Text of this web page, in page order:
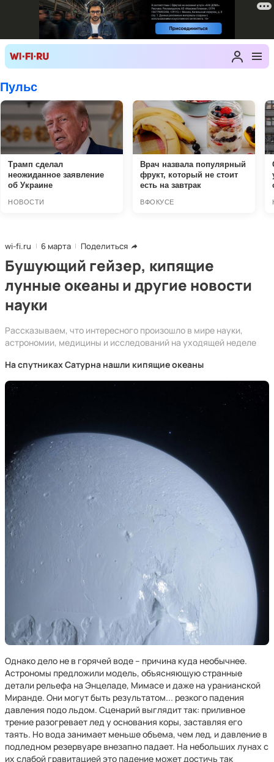
wi-fi.ru 6 марта Поделиться
Бушующий гейзер, кипящие
лунные океаны и другие новости
науки
Рассказываем, что интересного произошло в мире науки,
астрономии, медицины и исследований на уходящей неделе
На спутниках Сатурна нашли кипящие океаны
Однако дело не в горячей воде – причина куда необычнее.
Астрономы предложили модель, объясняющую странные
детали рельефа на Энцеладе, Мимасе и даже на уранианской
Миранде. Они могут быть результатом... резкого падения
давления подо льдом. Сценарий выглядит так: приливное
трение разогревает лед у основания коры, заставляя его
таять. Но вода занимает меньше объема, чем лед, и давление в
подледном резервуаре внезапно падает. На небольших лунах с
их слабой гравитацией это падение может достичь так